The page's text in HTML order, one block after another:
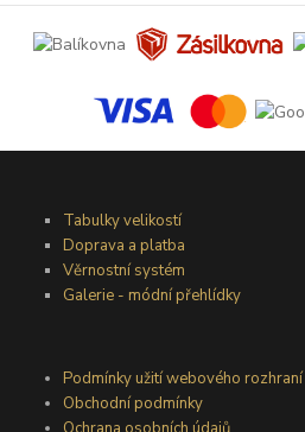
Tabulky velikostí
Doprava a platba
Věrnostní systém
Galerie - módní přehlídky
Podmínky užití webového rozhraní
Obchodní podmínky